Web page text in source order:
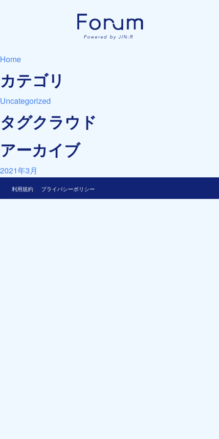
Home
カテゴリ
Uncategorized
タグクラウド
アーカイブ
2021年3月
利用規約 プライバシーポリシー